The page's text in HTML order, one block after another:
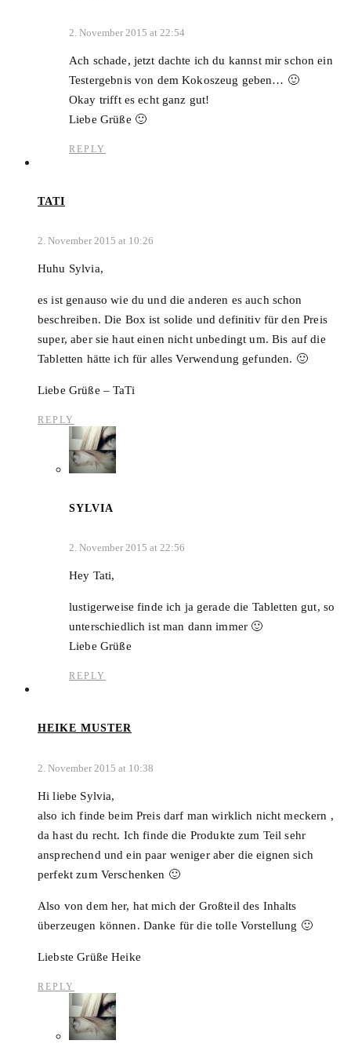
2. November 2015 at 22:54
Ach schade, jetzt dachte ich du kannst mir schon ein
Testergebnis von dem Kokoszeug geben… 🙂
Okay trifft es echt ganz gut!
Liebe Grüße 🙂
REPLY
TATI
2. November 2015 at 10:26
Huhu Sylvia,
es ist genauso wie du und die anderen es auch schon
beschreiben. Die Box ist solide und definitiv für den Preis
super, aber sie haut einen nicht unbedingt um. Bis auf die
Tabletten hätte ich für alles Verwendung gefunden. 🙂
Liebe Grüße – TaTi
REPLY
SYLVIA
2. November 2015 at 22:56
Hey Tati,
lustigerweise finde ich ja gerade die Tabletten gut, so
unterschiedlich ist man dann immer 🙂
Liebe Grüße
REPLY
HEIKE MUSTER
2. November 2015 at 10:38
Hi liebe Sylvia,
also ich finde beim Preis darf man wirklich nicht meckern ,
da hast du recht. Ich finde die Produkte zum Teil sehr
ansprechend und ein paar weniger aber die eignen sich
perfekt zum Verschenken 🙂
Also von dem her, hat mich der Großteil des Inhalts
überzeugen können. Danke für die tolle Vorstellung 🙂
Liebste Grüße Heike
REPLY